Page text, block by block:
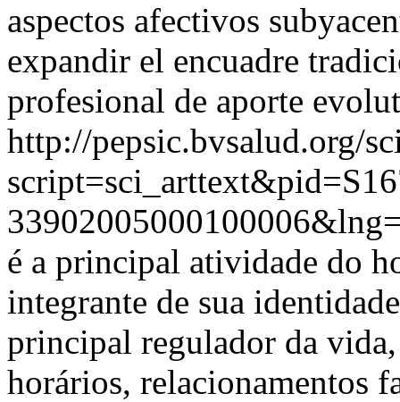
aspectos afectivos
expandir el encuadre
profesional de aporte
http://pepsic.bvsalud.org/
é a principal atividade do
integrante de sua
principal regulador da
horários, relacionamentos